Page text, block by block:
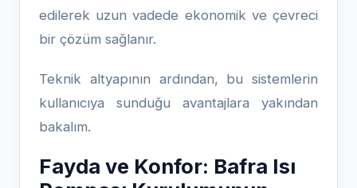
edilerek uzun vadede ekonomik ve çevreci
bir çözüm sağlanır.
Teknik altyapının ardından, bu sistemlerin
kullanıcıya sunduğu avantajlara yakından
bakalım.
Fayda ve Konfor: Bafra Isı